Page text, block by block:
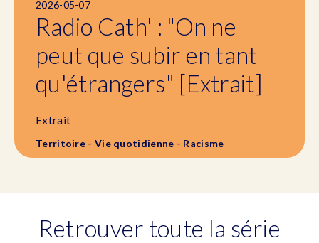
2026-05-07
Radio Cath' : "On ne
peut que subir en tant
qu'étrangers" [Extrait]
Extrait
Territoire - Vie quotidienne - Racisme
Retrouver toute la série